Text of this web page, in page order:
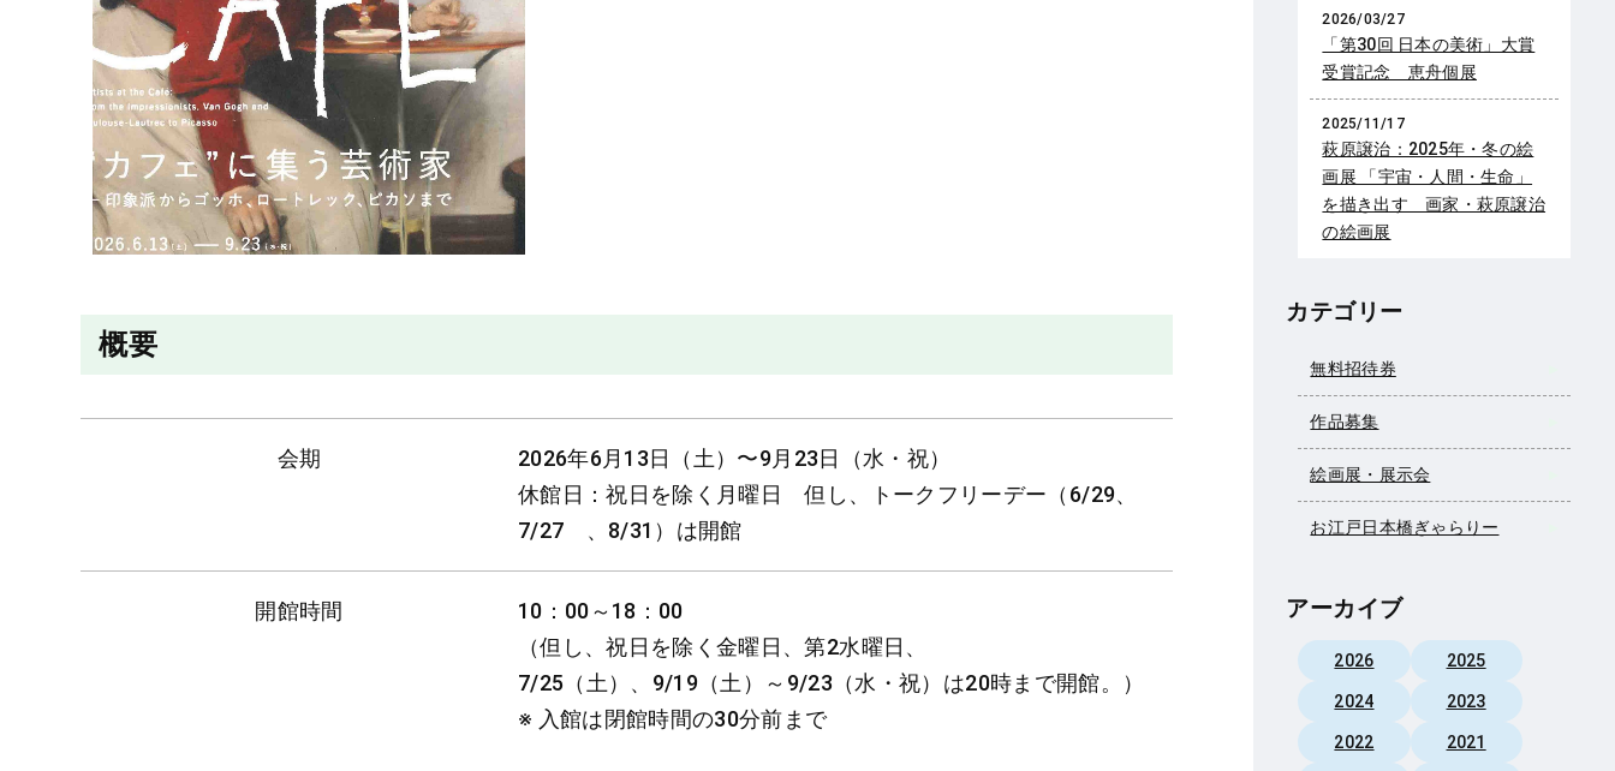
概要
会期
2026年6月13日（土）〜9月23日（水・祝）
休館日：祝日を除く月曜日 但し、トークフリーデー（6/29、
7/27 、8/31）は開館
開館時間
10：00～18：00
（但し、祝日を除く金曜日、第2水曜日、
7/25（土）、9/19（土）～9/23（水・祝）は20時まで開館。）
※ 入館は閉館時間の30分前まで
2026/03/27
「第30回 日本の美術」大賞
受賞記念 恵舟個展
2025/11/17
萩原譲治：2025年・冬の絵
画展 「宇宙・人間・生命」
を描き出す 画家・萩原譲治
の絵画展
カテゴリー
無料招待券
作品募集
絵画展・展示会
お江戸日本橋ぎゃらりー
アーカイブ
2026 2025
2024 2023
2022 2021